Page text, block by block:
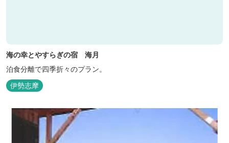
海の幸とやすらぎの宿 海月
泊食分離で四季折々のプラン。
伊勢志摩